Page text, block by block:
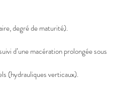
degré de maturité).
d’une macération prolongée sous
(hydrauliques verticaux).